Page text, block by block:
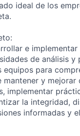
ideal de los
e
de análisis
equipos para
mantener y
implementar
la integridad,
informadas y